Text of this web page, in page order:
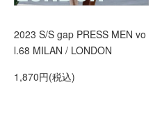
2023 S/S gap PRESS MEN vo
l.68 MILAN / LONDON
1,870円(税込)